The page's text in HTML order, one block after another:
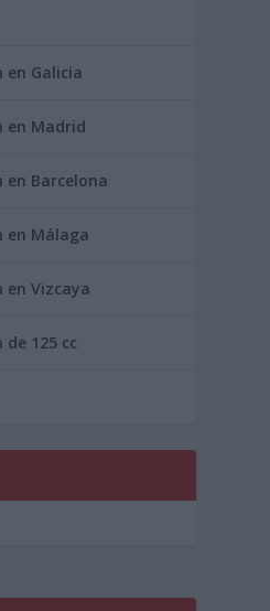
en Galicia
en Madrid
en Barcelona
en Málaga
en Vizcaya
125 cc